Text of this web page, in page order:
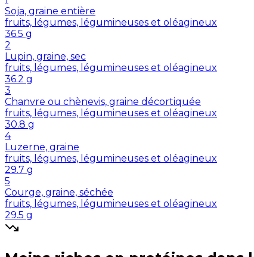
Soja, graine entière
fruits, légumes, légumineuses et oléagineux
36.5 g
2
Lupin, graine, sec
fruits, légumes, légumineuses et oléagineux
36.2 g
3
Chanvre ou chènevis, graine décortiquée
fruits, légumes, légumineuses et oléagineux
30.8 g
4
Luzerne, graine
fruits, légumes, légumineuses et oléagineux
29.7 g
5
Courge, graine, séchée
fruits, légumes, légumineuses et oléagineux
29.5 g